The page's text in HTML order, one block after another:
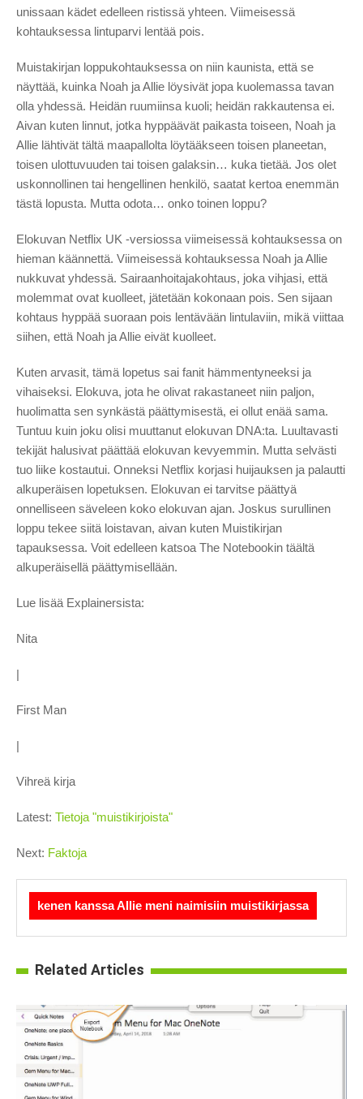
unissaan kädet edelleen ristissä yhteen. Viimeisessä
kohtauksessa lintuparvi lentää pois.
Muistakirjan loppukohtauksessa on niin kaunista, että se
näyttää, kuinka Noah ja Allie löysivät jopa kuolemassa tavan
olla yhdessä. Heidän ruumiinsa kuoli; heidän rakkautensa ei.
Aivan kuten linnut, jotka hyppäävät paikasta toiseen, Noah ja
Allie lähtivät tältä maapallolta löytääkseen toisen planeetan,
toisen ulottuvuuden tai toisen galaksin… kuka tietää. Jos olet
uskonnollinen tai hengellinen henkilö, saatat kertoa enemmän
tästä lopusta. Mutta odota… onko toinen loppu?
Elokuvan Netflix UK -versiossa viimeisessä kohtauksessa on
hieman käännettä. Viimeisessä kohtauksessa Noah ja Allie
nukkuvat yhdessä. Sairaanhoitajakohtaus, joka vihjasi, että
molemmat ovat kuolleet, jätetään kokonaan pois. Sen sijaan
kohtaus hyppää suoraan pois lentävään lintulaviin, mikä viittaa
siihen, että Noah ja Allie eivät kuolleet.
Kuten arvasit, tämä lopetus sai fanit hämmentyneeksi ja
vihaiseksi. Elokuva, jota he olivat rakastaneet niin paljon,
huolimatta sen synkästä päättymisestä, ei ollut enää sama.
Tuntuu kuin joku olisi muuttanut elokuvan DNA:ta. Luultavasti
tekijät halusivat päättää elokuvan kevyemmin. Mutta selvästi
tuo liike kostautui. Onneksi Netflix korjasi huijauksen ja palautti
alkuperäisen lopetuksen. Elokuvan ei tarvitse päättyä
onnelliseen säveleen koko elokuvan ajan. Joskus surullinen
loppu tekee siitä loistavan, aivan kuten Muistikirjan
tapauksessa. Voit edelleen katsoa The Notebookin täältä
alkuperäisellä päättymisellään.
Lue lisää Explainersista:
Nita
|
First Man
|
Vihreä kirja
Latest: Tietoja "muistikirjoista"
Next: Faktoja
kenen kanssa Allie meni naimisiin muistikirjassa
Related Articles